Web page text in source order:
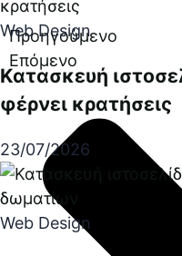
Προηγούμενο
Επόμενο
Web Design
Κατασκευή
φέρνει κρατήσεις
23/07/2026
Web Design